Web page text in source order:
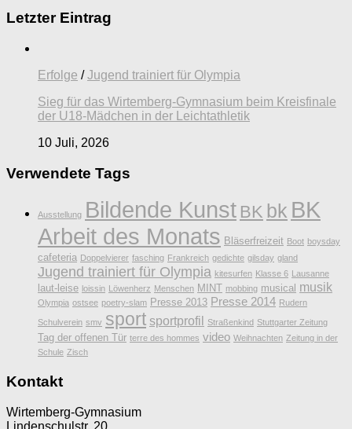
Letzter Eintrag
Erfolge /Jugend trainiert für Olympia
Sieg für das Wirtemberg-Gymnasium beim Kreisfinale
der U18-Mädchen in der Leichtathletik
10 Juli, 2026
Verwendete Tags
Ausstellung Bildende Kunst BK bk BK
Arbeit des Monats Bläserfreizeit Boot boysday
cafeteria Doppelvierer fasching Frankreich gedichte gilsday gland
Jugend trainiert für Olympia kitesurfen Klasse 6 Lausanne
laut-leise loissin Löwenherz Menschen MINT mobbing musical musik
Olympia ostsee poetry-slam Presse 2013 Presse 2014 Rudern
Schulverein smv sport sportprofil Straßenkind Stuttgarter Zeitung
Tag der offenen Tür terre des hommes video Weihnachten Zeitung in der
Schule Zisch
Kontakt
Wirtemberg-Gymnasium
Lindenschulstr. 20